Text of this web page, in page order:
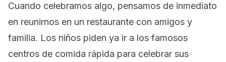
Cuando celebramos algo, pensamos de inmediato
en reunirnos en un restaurante con amigos y
familia. Los niños piden ya ir a los famosos
centros de comida rápida para celebrar sus